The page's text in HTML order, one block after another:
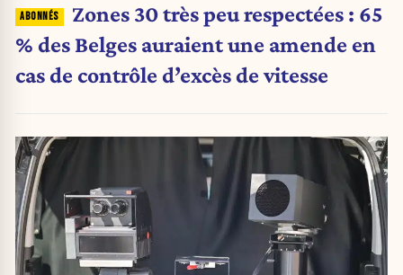
Zones 30 très peu respectées : 65
% des Belges auraient une amende en
cas de contrôle d’excès de vitesse